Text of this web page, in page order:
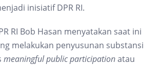
inisiatif DPR RI.
RI Bob Hasan menyatakan saat ini
melakukan penyusunan substansi
meaningful public participationatau